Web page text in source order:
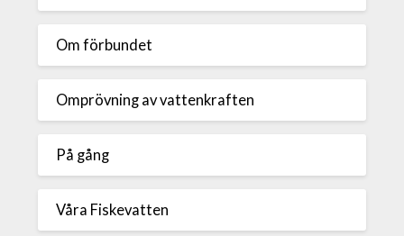
Om förbundet
Omprövning av vattenkraften
På gång
Våra Fiskevatten